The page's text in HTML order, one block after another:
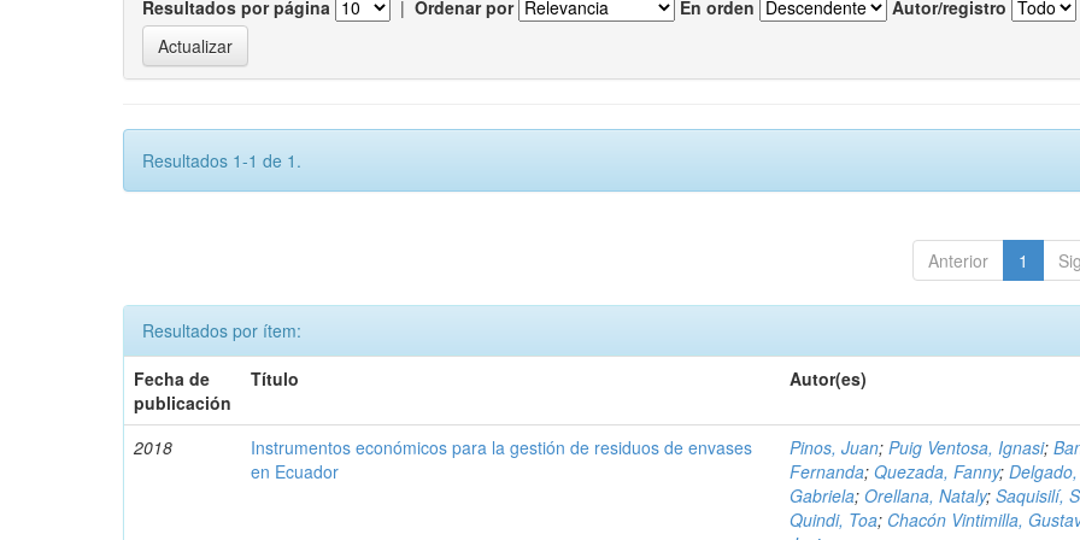
Resultados por página | Ordenar por En orden Autor/registro
Resultados 1-1 de 1.
Anterior 1
Resultados por ítem:
Fecha de
publicación
Título Autor(es)
2018
Instrumentos económicos para la gestión de residuos de envases
en Ecuador
Pinos, Juan;Puig Ventosa, Ignasi;
Fernanda;Quezada, Fanny;Delgado,
Gabriela;Orellana, Nataly;Saquisilí,
Quindi, Toa; Chacón Vintimilla,